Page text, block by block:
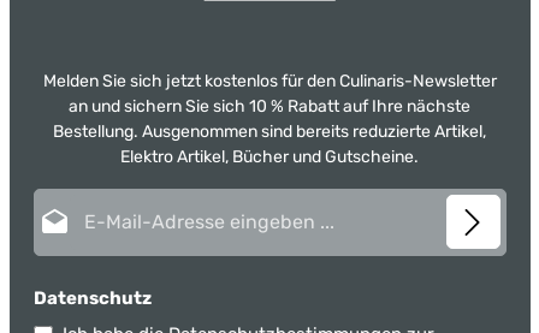
Melden Sie sich jetzt kostenlos für den Culinaris-Newsletter
an und sichern Sie sich 10 % Rabatt auf Ihre nächste
Bestellung. Ausgenommen sind bereits reduzierte Artikel,
Elektro Artikel, Bücher und Gutscheine.
Datenschutz